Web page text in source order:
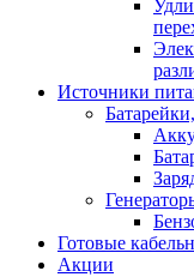
Источники
Готовые
Акции